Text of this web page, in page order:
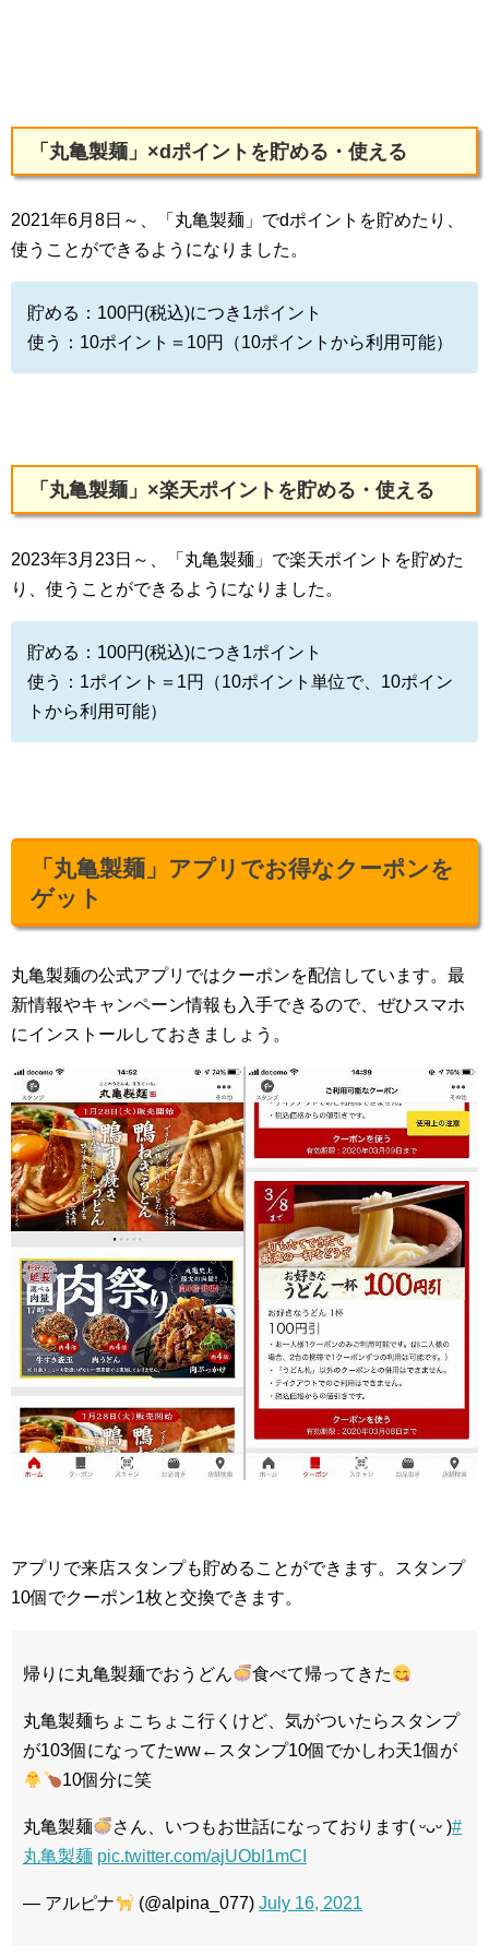
「丸亀製麺」×dポイントを貯める・使える
2021年6月8日～、「丸亀製麺」でdポイントを貯めたり、
使うことができるようになりました。
貯める：100円(税込)につき1ポイント
使う：10ポイント＝10円（10ポイントから利用可能）
「丸亀製麺」×楽天ポイントを貯める・使える
2023年3月23日～、「丸亀製麺」で楽天ポイントを貯めた
り、使うことができるようになりました。
貯める：100円(税込)につき1ポイント
使う：1ポイント＝1円（10ポイント単位で、10ポイン
トから利用可能）
「丸亀製麺」アプリでお得なクーポンを
ゲット
丸亀製麺の公式アプリではクーポンを配信しています。最
新情報やキャンペーン情報も入手できるので、ぜひスマホ
にインストールしておきましょう。
アプリで来店スタンプも貯めることができます。スタンプ
10個でクーポン1枚と交換できます。
帰りに丸亀製麺でおうどん 食べて帰ってきた
丸亀製麺ちょこちょこ行くけど、気がついたらスタンプ
が103個になってたww←スタンプ10個でかしわ天1個が
10個分に笑
丸亀製麺 さん、いつもお世話になっております( ᵕᴗᵕ )#
丸亀製麺 pic.twitter.com/ajUObI1mCI
— アルピナ (@alpina_077)July 16, 2021